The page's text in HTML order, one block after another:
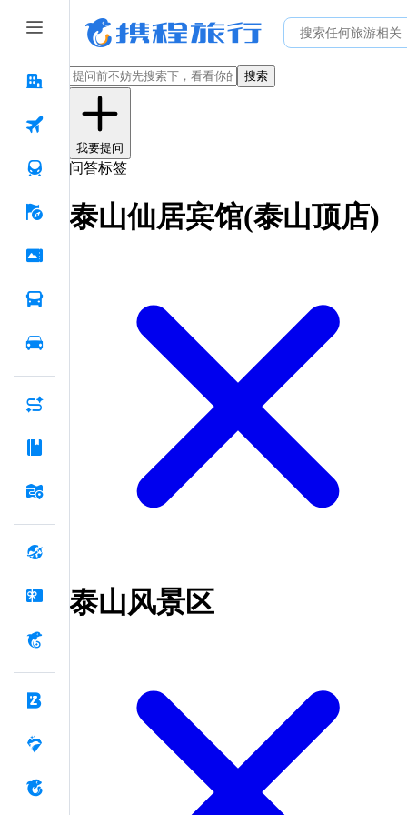
搜索
我要提问
问答标签
泰山仙居宾馆(泰山顶店)
泰山风景区